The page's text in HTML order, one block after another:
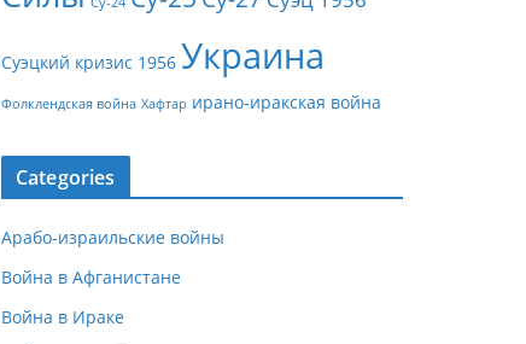
Суэцкий кризис 1956 Украина
Фолклендская война Хафтар ирано-иракская война
Categories
Арабо-израильские войны
Война в Афганистане
Война в Ираке